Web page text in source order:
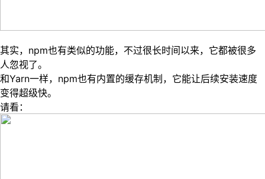
其实， npm也有类似的功能，不过很长时间以来，它都被很多
人忽视了。
和Yarn一样， npm也有内置的缓存机制，它能让后续安装速度
变得超级快。
请看：